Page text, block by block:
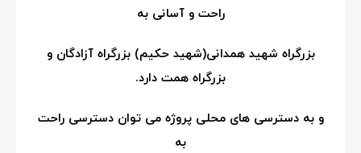
راحت و آسانی به
بزرگراه شهید همدانی(شهید حکیم) بزرگراه آزادگان و
بزرگراه همت دارد.
و به دسترسی های محلی پروژه می توان دسترسی راحت
به